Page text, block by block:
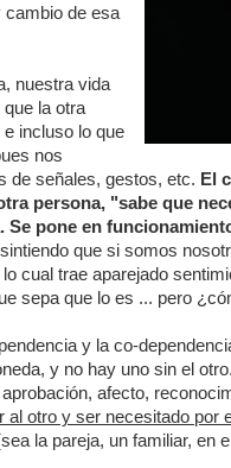
cambio de esa
nuestra vida
la otra
incluso lo que
nos
de señales, gestos, etc. El
persona, "sabe que
Se pone en
que si somos
cual trae aparejado
sepa que lo es ... pero
y la co-
y no hay uno sin el
afecto,
al otro y ser necesitado por
la pareja, un familiar, en